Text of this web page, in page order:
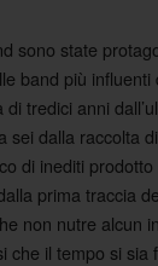
sono state
band più
tredici anni
sei dalla raccolta
di inediti
prima traccia
non nutre alcun
il tempo si